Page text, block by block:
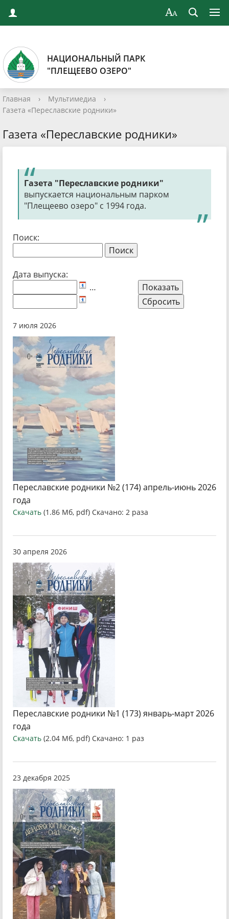
НАЦИОНАЛЬНЫЙ ПАРК
"ПЛЕЩЕЕВО ОЗЕРО"
Главная › Мультимедиа
›
Газета «Переславские родники»
Газета «Переславские родники»
Газета "Переславские родники"
выпускается национальным парком
"Плещеево озеро" с 1994 года.
Поиск:
Дата выпуска:
…
7 июля 2026
Переславские родники №2 (174) апрель-июнь 2026
года
Скачать (1.86 Мб, pdf) Скачано: 2 раза
30 апреля 2026
Переславские родники №1 (173) январь-март 2026
года
Скачать (2.04 Мб, pdf) Скачано: 1 раз
23 декабря 2025